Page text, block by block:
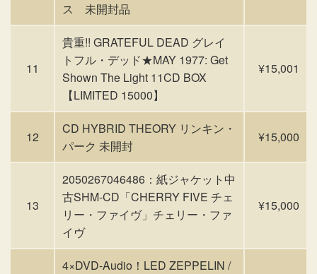
ス 未開封品
11
貴重!! GRATEFUL DEAD グレイ
トフル・デッド★MAY 1977: Get
Shown The Light 11CD BOX
【LIMITED 15000】
¥15,001
12
CD HYBRID THEORY リンキン・
パーク 未開封
¥15,000
13
2050267046486：紙ジャケット中
古SHM-CD「CHERRY FIVE チェ
リー・ファイヴ」チェリー・ファ
イヴ
¥15,000
4×DVD-Audio！LED ZEPPELIN /